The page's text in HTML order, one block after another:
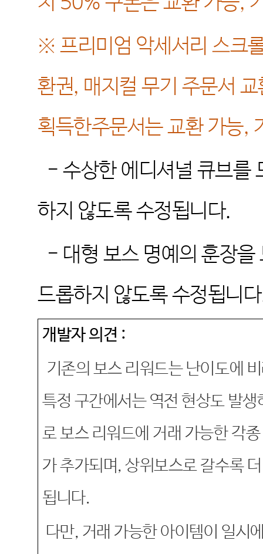
※프리미엄 악세서리 스크
환권, 매지컬 무기 주문서
획득한주문서는 교환 가능,
-수상한 에디셔널 큐브를
하지 않도록 수정됩니다.
- 대형 보스 명예의 훈장
드롭하지 않도록 수정됩니다
개발자 의견 :
기존의 보스 리워드는 난이도에
특정 구간에서는 역전 현상도 발
로 보스 리워드에 거래 가능한 각
가 추가되며,상위보스로 갈수록
됩니다.
다만, 거래 가능한 아이템이 일시